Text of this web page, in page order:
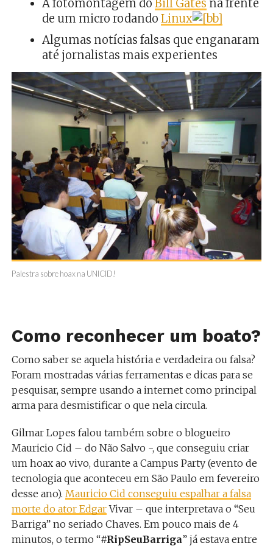
A fotomontagem do Bill Gates na frente
de um micro rodando Linux
Algumas notícias falsas que enganaram
até jornalistas mais experientes
Palestra sobre hoax na UNICID!
Como reconhecer um boato?
Como saber se aquela história e verdadeira ou falsa?
Foram mostradas várias ferramentas e dicas para se
pesquisar, sempre usando a internet como principal
arma para desmistificar o que nela circula.
Gilmar Lopes falou também sobre o blogueiro
Mauricio Cid – do Não Salvo -, que conseguiu criar
um hoax ao vivo, durante a Campus Party (evento de
tecnologia que aconteceu em São Paulo em fevereiro
desse ano). Mauricio Cid conseguiu espalhar a falsa
morte do ator EdgarVivar – que interpretava o “Seu
Barriga” no seriado Chaves. Em pouco mais de 4
minutos, o termo “#RipSeuBarriga” já estava entre